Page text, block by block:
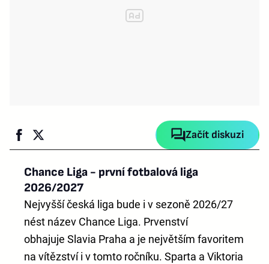
Začít diskuzi
Chance Liga - první fotbalová liga
2026/2027
Nejvyšší česká liga bude i v sezoně 2026/27
nést název Chance Liga. Prvenství
obhajuje Slavia Praha a je největším favoritem
na vítězství i v tomto ročníku. Sparta a Viktoria